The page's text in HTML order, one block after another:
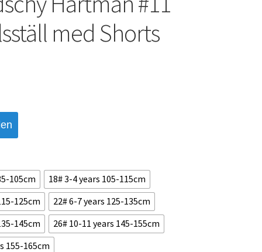
med Shorts
105cm
18# 3-4 years 105-115cm
125cm
22# 6-7 years 125-135cm
145cm
26# 10-11 years 145-155cm
155-165cm